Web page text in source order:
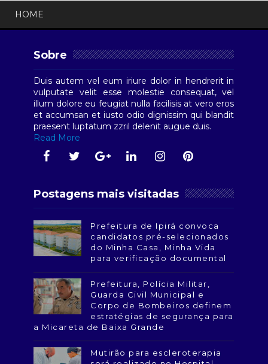
HOME
Sobre
Duis autem vel eum iriure dolor in hendrerit in
vulputate velit esse molestie consequat, vel
illum dolore eu feugiat nulla facilisis at vero eros
et accumsan et iusto odio dignissim qui blandit
praesent luptatum zzril delenit augue duis.
Read More
Postagens mais visitadas
Prefeitura de Ipirá convoca
candidatos pré-selecionados
do Minha Casa, Minha Vida
para verificação documental
Prefeitura, Polícia Militar,
Guarda Civil Municipal e
Corpo de Bombeiros definem
estratégias de segurança para
a Micareta de Baixa Grande
Mutirão para escleroterapia